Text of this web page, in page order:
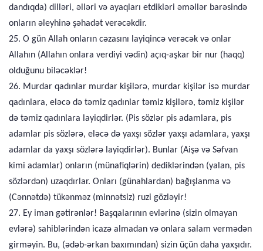
dandıqda) dilləri, əlləri və ayaqları etdikləri əməllər barəsində
onların əleyhinə şəhadət verəcəkdir.
25. O gün Allah onların cəzasını layiqincə verəcək və onlar
Allahın (Allahın onlara verdiyi vədin) açıq-aşkar bir nur (haqq)
olduğunu biləcəklər!
26. Murdar qadınlar murdar kişilərə, murdar kişilər isə murdar
qadınlara, eləcə də təmiz qadınlar təmiz kişilərə, təmiz kişilər
də təmiz qadınlara layiqdirlər. (Pis sözlər pis adamlara, pis
adamlar pis sözlərə, eləcə də yaxşı sözlər yaxşı adamlara, yaxşı
adamlar da yaxşı sözlərə layiqdirlər). Bunlar (Aişə və Səfvan
kimi adamlar) onların (münafiqlərin) dediklərindən (yalan, pis
sözlərdən) uzaqdırlar. Onları (günahlardan) bağışlanma və
(Cənnətdə) tükənməz (minnətsiz) ruzi gözləyir!
27. Ey iman gətirənlər! Başqalarının evlərinə (sizin olmayan
evlərə) sahiblərindən icazə almadan və onlara salam vermədən
girməyin. Bu, (ədəb-ərkan baxımından) sizin üçün daha yaxşıdır.